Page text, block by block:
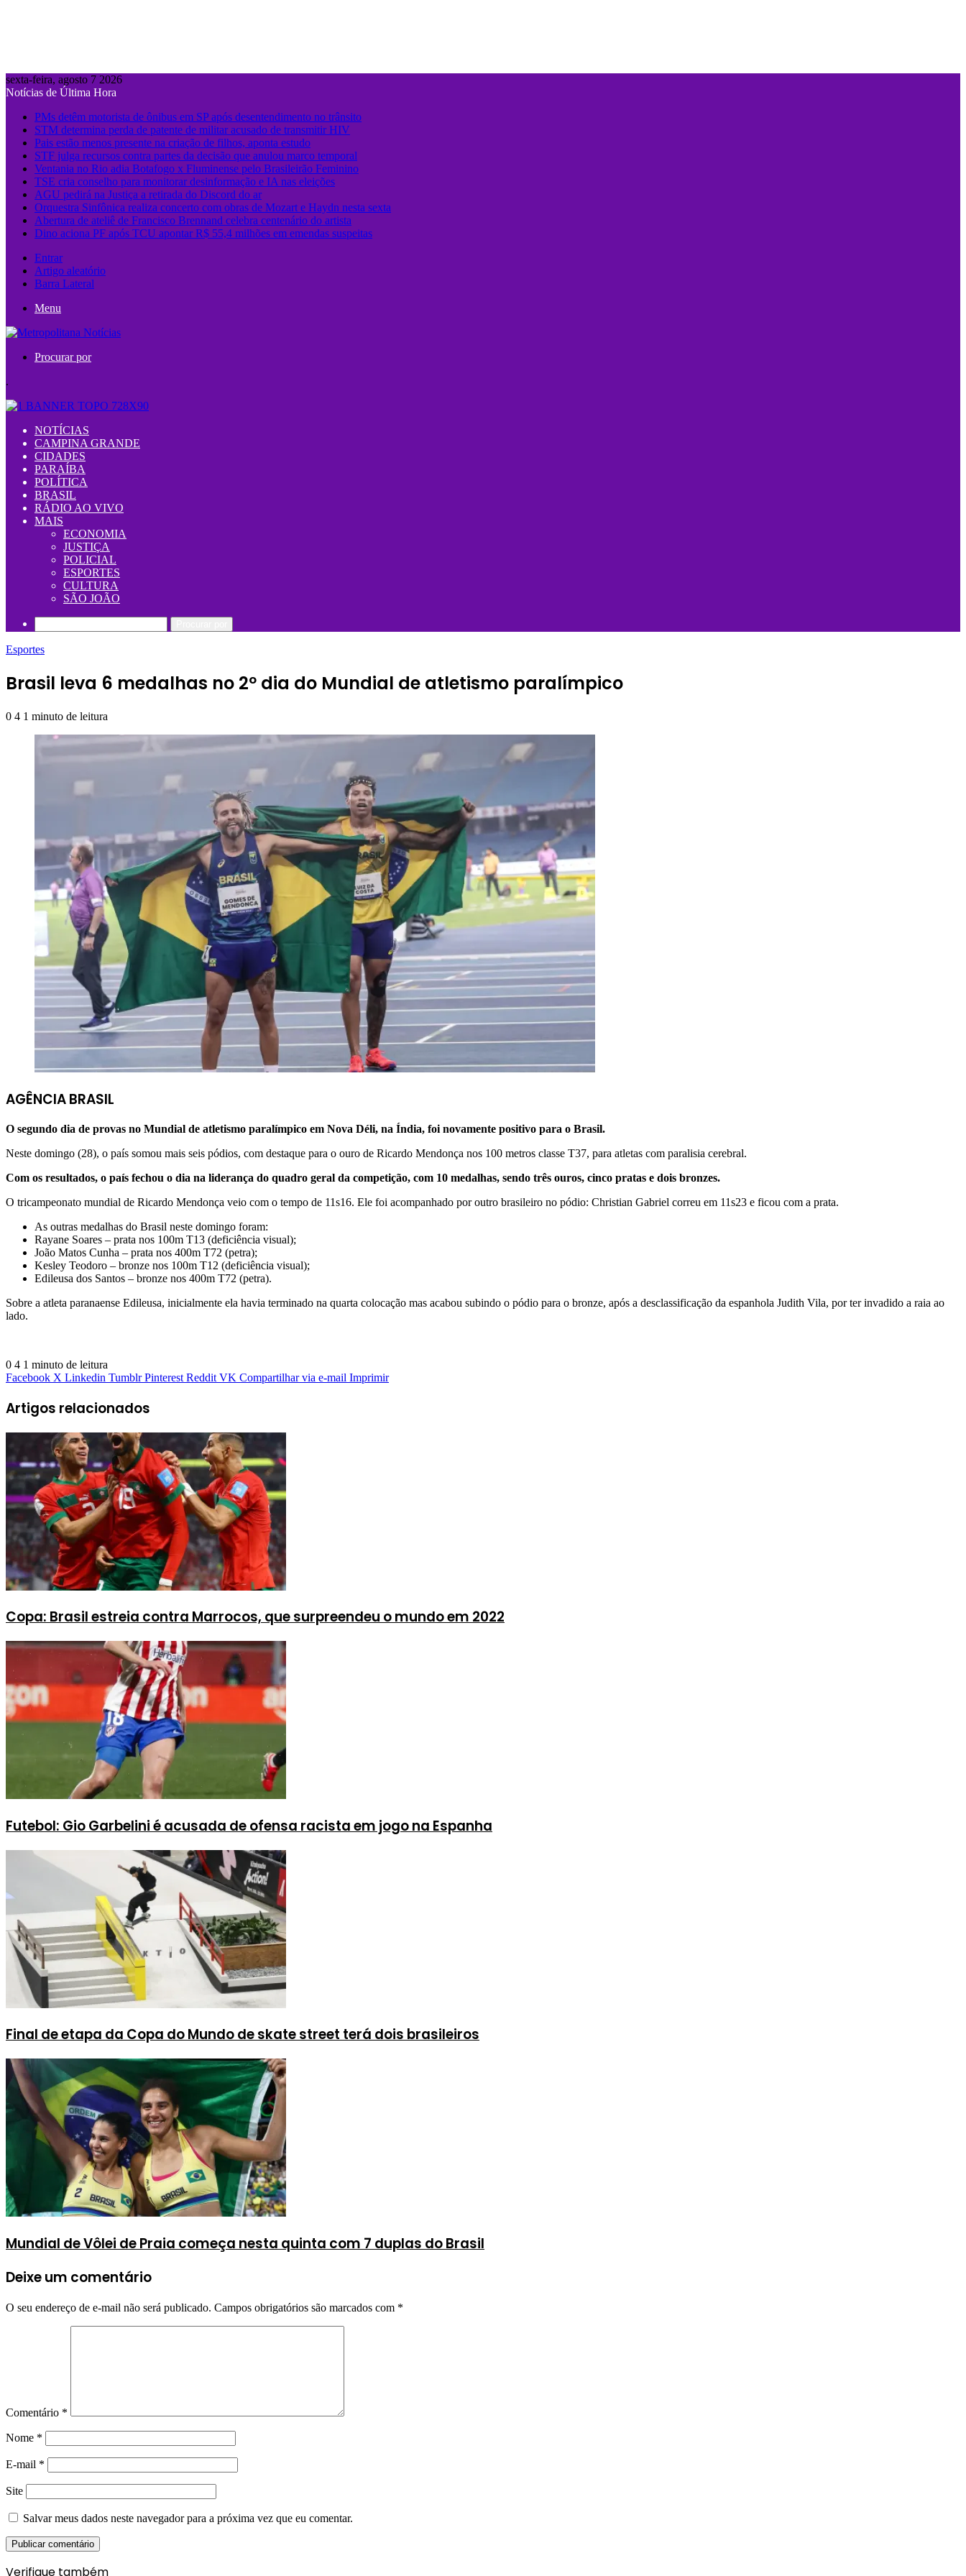
sexta-feira, agosto 7 2026
Notícias de Última Hora
PMs detêm motorista de ônibus em SP após desentendimento no trânsito
STM determina perda de patente de militar acusado de transmitir HIV
Pais estão menos presente na criação de filhos, aponta estudo
STF julga recursos contra partes da decisão que anulou marco temporal
Ventania no Rio adia Botafogo x Fluminense pelo Brasileirão Feminino
TSE cria conselho para monitorar desinformação e IA nas eleições
AGU pedirá na Justiça a retirada do Discord do ar
Orquestra Sinfônica realiza concerto com obras de Mozart e Haydn nesta sexta
Abertura de ateliê de Francisco Brennand celebra centenário do artista
Dino aciona PF após TCU apontar R$ 55,4 milhões em emendas suspeitas
Entrar
Artigo aleatório
Barra Lateral
Menu
Procurar por
.
NOTÍCIAS
CAMPINA GRANDE
CIDADES
PARAÍBA
POLÍTICA
BRASIL
RÁDIO AO VIVO
MAIS
ECONOMIA
JUSTIÇA
POLICIAL
ESPORTES
CULTURA
SÃO JOÃO
Esportes
Brasil leva 6 medalhas no 2º dia do Mundial de atletismo paralímpico
0 4 1 minuto de leitura
AGÊNCIA BRASIL
O segundo dia de provas no Mundial de atletismo paralímpico em Nova Déli, na Índia, foi novamente positivo para o Brasil.
Neste domingo (28), o país somou mais seis pódios, com destaque para o ouro de Ricardo Mendonça nos 100 metros classe T37, para atletas com paralisia cerebral.
Com os resultados, o país fechou o dia na liderança do quadro geral da competição, com 10 medalhas, sendo três ouros, cinco pratas e dois bronzes.
O tricampeonato mundial de Ricardo Mendonça veio com o tempo de 11s16. Ele foi acompanhado por outro brasileiro no pódio: Christian Gabriel correu em 11s23 e ficou com a prata.
As outras medalhas do Brasil neste domingo foram:
Rayane Soares – prata nos 100m T13 (deficiência visual);
João Matos Cunha – prata nos 400m T72 (petra);
Kesley Teodoro – bronze nos 100m T12 (deficiência visual);
Edileusa dos Santos – bronze nos 400m T72 (petra).
Sobre a atleta paranaense Edileusa, inicialmente ela havia terminado na quarta colocação mas acabou subindo o pódio para o bronze, após a desclassificação da espanhola Judith Vila, por ter invadido a raia ao
lado.
0 4 1 minuto de leitura
Facebook X Linkedin Tumblr Pinterest Reddit VK Compartilhar via e-mail Imprimir
Artigos relacionados
Copa: Brasil estreia contra Marrocos, que surpreendeu o mundo em 2022
Futebol: Gio Garbelini é acusada de ofensa racista em jogo na Espanha
Final de etapa da Copa do Mundo de skate street terá dois brasileiros
Mundial de Vôlei de Praia começa nesta quinta com 7 duplas do Brasil
Deixe um comentário
O seu endereço de e-mail não será publicado. Campos obrigatórios são marcados com *
Comentário *
Nome *
E-mail *
Site
Salvar meus dados neste navegador para a próxima vez que eu comentar.
Verifique também